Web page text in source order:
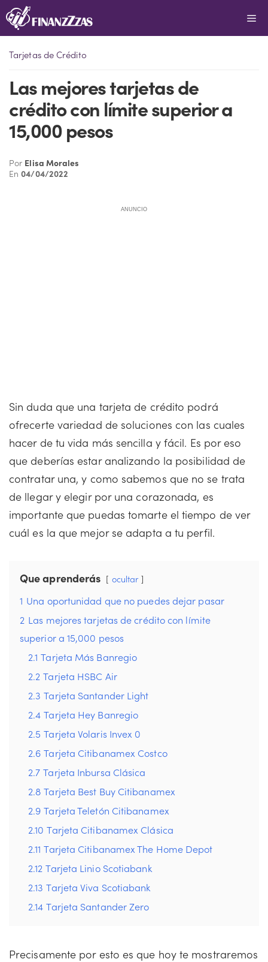
Saltar
al
Tarjetas de Crédito
Las mejores tarjetas de
crédito con límite superior a
15,000 pesos
Por Elisa Morales
En04/04/2022
ANUNCIO
Sin duda que una tarjeta de crédito podrá
ofrecerte variedad de soluciones con las cuales
hacer de tu vida más sencilla y fácil. Es por eso
que deberías estar analizando la posibilidad de
contratar una, y como sabemos que no se trata
de llegar y elegir por una corazonada, es
importante que puedas tomarte el tiempo de ver
cuál es la que mejor se adapta a tu perfil.
Que aprenderás ocultar
1 Una oportunidad que no puedes dejar pasar
2 Las mejores tarjetas de crédito con límite
superior a 15,000 pesos
2.1 Tarjeta Más Banregio
2.2 Tarjeta HSBC Air
2.3 Tarjeta Santander Light
2.4 Tarjeta Hey Banregio
2.5 Tarjeta Volaris Invex 0
2.6 Tarjeta Citibanamex Costco
2.7 Tarjeta Inbursa Clásica
2.8 Tarjeta Best Buy Citibanamex
2.9 Tarjeta Teletón Citibanamex
2.10 Tarjeta Citibanamex Clásica
2.11 Tarjeta Citibanamex The Home Depot
2.12 Tarjeta Linio Scotiabank
2.13 Tarjeta Viva Scotiabank
2.14 Tarjeta Santander Zero
Precisamente por esto es que hoy te mostraremos